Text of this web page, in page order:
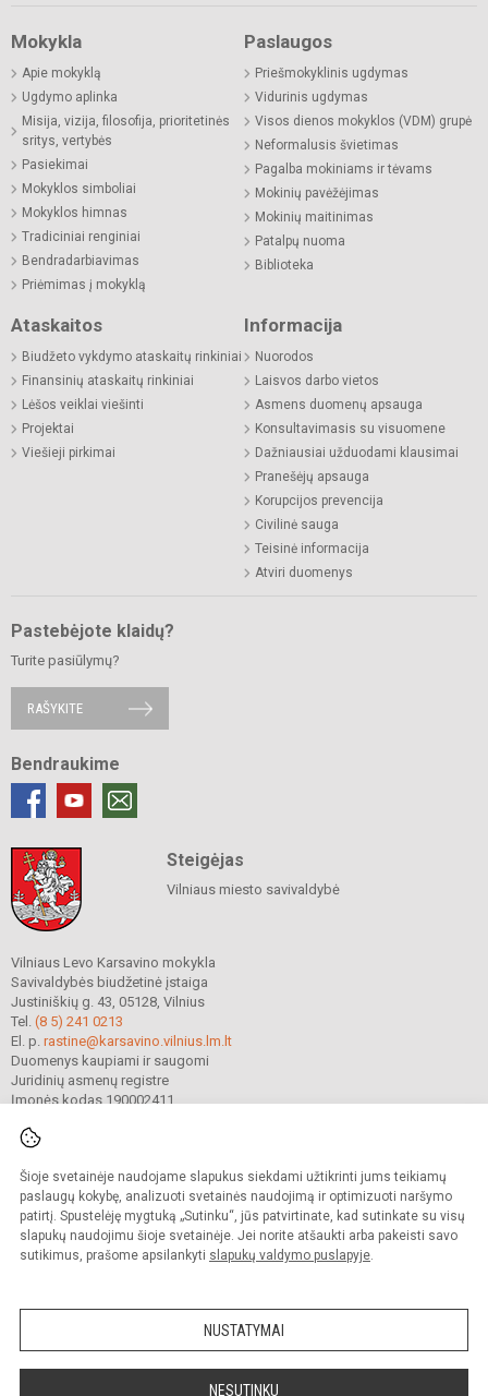
Šioje svetainėje naudojame slapukus siekdami užtikrinti jums teikiamų
paslaugų kokybę, analizuoti svetainės naudojimą ir optimizuoti naršymo
patirtį. Spustelėję mygtuką „Sutinku“, jūs patvirtinate, kad sutinkate su visų
slapukų naudojimu šioje svetainėje. Jei norite atšaukti arba pakeisti savo
sutikimus, prašome apsilankyti slapukų valdymo puslapyje.
NUSTATYMAI
NESUTINKU
Mokykla
Apie mokyklą
Ugdymo aplinka
Misija, vizija, filosofija, prioritetinės
sritys, vertybės
Pasiekimai
Mokyklos simboliai
Mokyklos himnas
Tradiciniai renginiai
Bendradarbiavimas
Priėmimas į mokyklą
Paslaugos
Priešmokyklinis ugdymas
Vidurinis ugdymas
Visos dienos mokyklos (VDM) grupė
Neformalusis švietimas
Pagalba mokiniams ir tėvams
Mokinių pavėžėjimas
Mokinių maitinimas
Patalpų nuoma
Biblioteka
Ataskaitos
Biudžeto vykdymo ataskaitų rinkiniai
Finansinių ataskaitų rinkiniai
Lėšos veiklai viešinti
Projektai
Viešieji pirkimai
Informacija
Nuorodos
Laisvos darbo vietos
Asmens duomenų apsauga
Konsultavimasis su visuomene
Dažniausiai užduodami klausimai
Pranešėjų apsauga
Korupcijos prevencija
Civilinė sauga
Teisinė informacija
Atviri duomenys
Pastebėjote klaidų?
Turite pasiūlymų?
RAŠYKITE
Bendraukime
Steigėjas
Vilniaus miesto savivaldybė
Vilniaus Levo Karsavino mokykla
Savivaldybės biudžetinė įstaiga
Justiniškių g. 43, 05128, Vilnius
Tel. (8 5) 241 0213
El. p. rastine@karsavino.vilnius.lm.lt
Duomenys kaupiami ir saugomi
Juridinių asmenų registre
Įmonės kodas 190002411
© 2022. Vilniaus Levo Karsavino mokykla. Visos teisės saugomos.
Kopijuoti turinį be raštiško gimnazijos sutikimo griežtai draudžiama.
Prieinamumo paraiška Slapukų valdymas
Sumanus būdas atnaujinti